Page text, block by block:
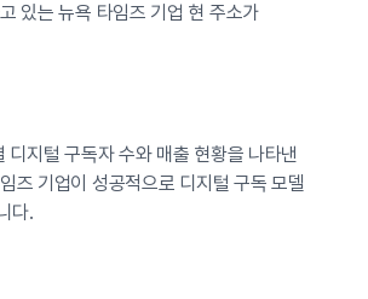
있는 뉴욕 타임즈 기업 현 주소가
지털 구독자 수와 매출 현황을 나타낸
즈 기업이 성공적으로 디지털 구독 모델
다.